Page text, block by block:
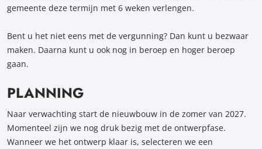
gemeente deze termijn met 6 weken verlengen.
Bent u het niet eens met de vergunning? Dan kunt u bezwaar
maken. Daarna kunt u ook nog in beroep en hoger beroep
gaan.
PLANNING
Naar verwachting start de nieuwbouw in de zomer van 2027.
Momenteel zijn we nog druk bezig met de ontwerpfase.
Wanneer we het ontwerp klaar is, selecteren we een